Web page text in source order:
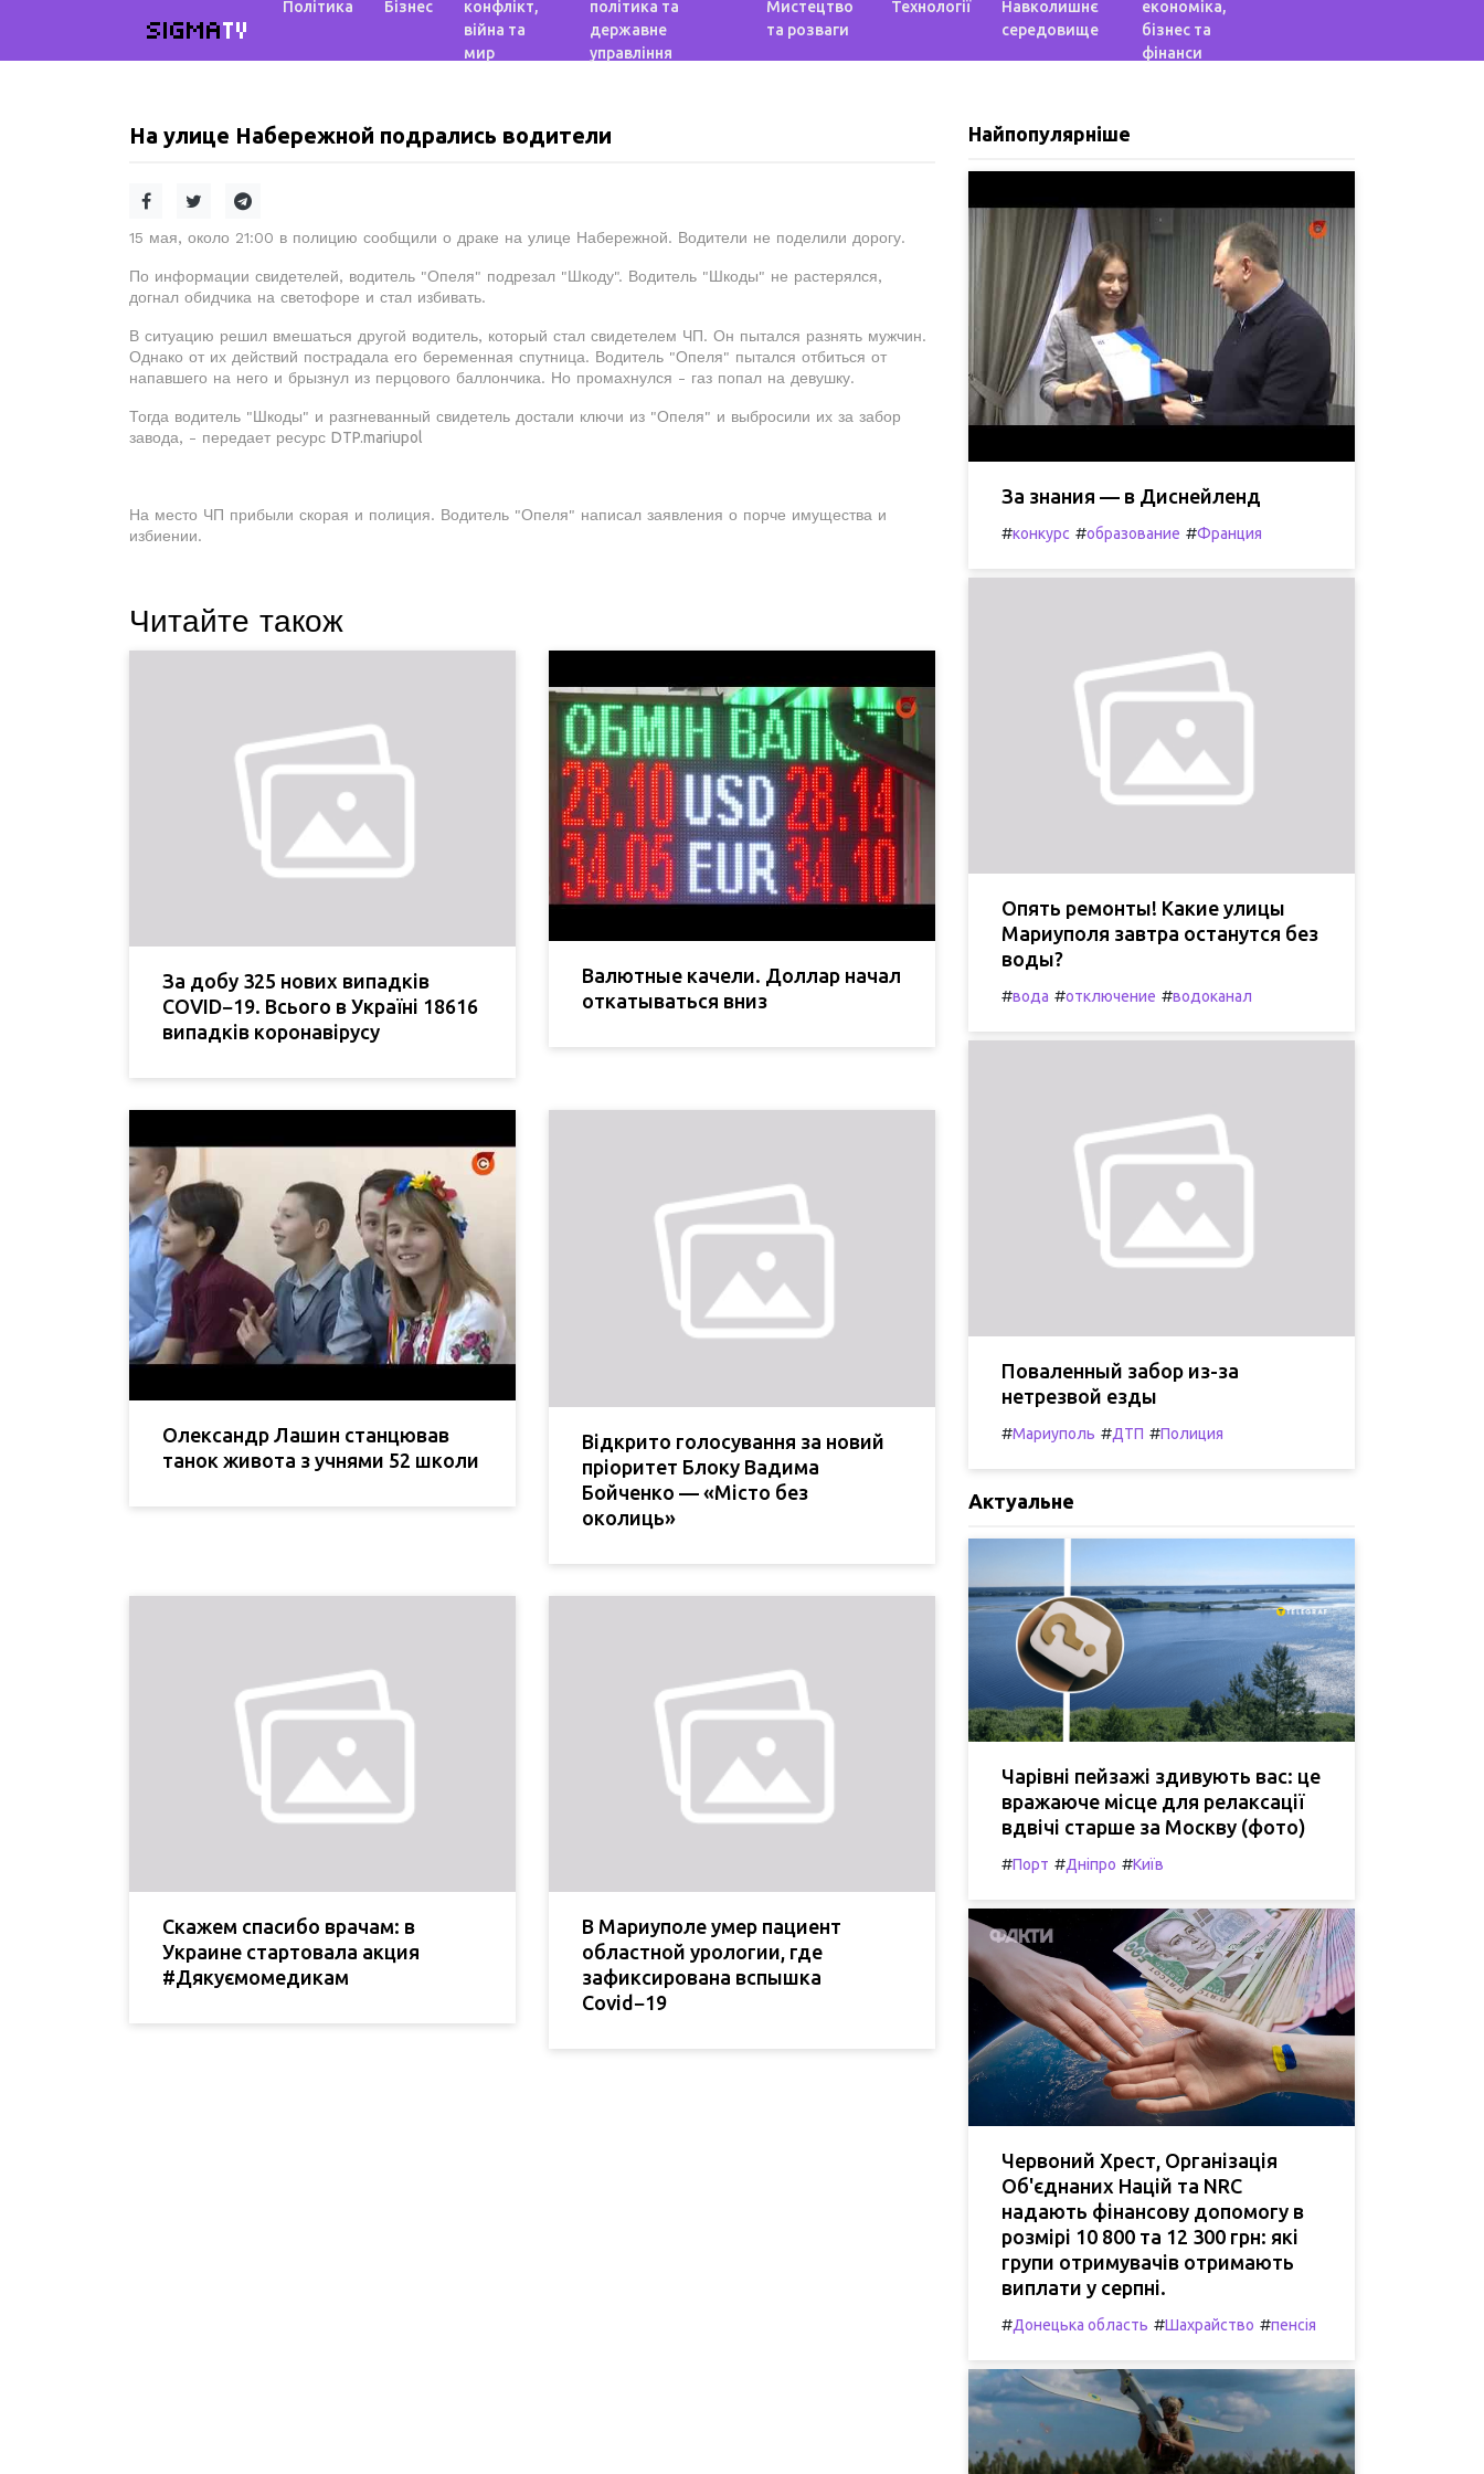
SIGMATV
Політика Бізнес
конфлікт,
війна та
мир
політика та
державне
управління
Мистецтво
та розваги
Технології
Навколишнє
середовище
економіка,
бізнес та
фінанси
На улице Набережной подрались водители
15 мая, около 21:00 в полицию сообщили о драке на улице Набережной. Водители не поделили дорогу.
По информации свидетелей, водитель "Опеля" подрезал "Шкоду". Водитель "Шкоды" не растерялся,
догнал обидчика на светофоре и стал избивать.
В ситуацию решил вмешаться другой водитель, который стал свидетелем ЧП. Он пытался разнять мужчин.
Однако от их действий пострадала его беременная спутница. Водитель "Опеля" пытался отбиться от
напавшего на него и брызнул из перцового баллончика. Но промахнулся - газ попал на девушку.
Тогда водитель "Шкоды" и разгневанный свидетель достали ключи из "Опеля" и выбросили их за забор
завода, - передает ресурс DTP.mariupol
На место ЧП прибыли скорая и полиция. Водитель "Опеля" написал заявления о порче имущества и
избиении.
Читайте також
За добу 325 нових випадків
COVID−19. Всього в Україні 18616
випадків коронавірусу
Валютные качели. Доллар начал
откатываться вниз
Олександр Лашин станцював
танок живота з учнями 52 школи
Відкрито голосування за новий
пріоритет Блоку Вадима
Бойченко — «Місто без
околиць»
Скажем спасибо врачам: в
Украине стартовала акция
#Дякуємомедикам
В Мариуполе умер пациент
областной урологии, где
зафиксирована вспышка
Covid−19
Найпопулярніше
За знания — в Диснейленд
#конкурс #образование #Франция
Опять ремонты! Какие улицы
Мариуполя завтра останутся без
воды?
#вода #отключение #водоканал
Поваленный забор из-за
нетрезвой езды
#Мариуполь #ДТП #Полиция
Актуальне
Чарівні пейзажі здивують вас: це
вражаюче місце для релаксації
вдвічі старше за Москву (фото)
#Порт #Дніпро #Київ
Червоний Хрест, Організація
Об'єднаних Націй та NRC
надають фінансову допомогу в
розмірі 10 800 та 12 300 грн: які
групи отримувачів отримають
виплати у серпні.
#Донецька область #Шахрайство #пенсія